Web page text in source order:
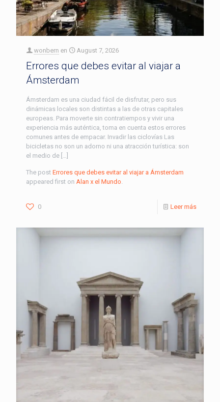
wonbern en August 7, 2026
Errores que debes evitar al viajar a
Ámsterdam
Ámsterdam es una ciudad fácil de disfrutar, pero sus
dinámicas locales son distintas a las de otras capitales
europeas. Para moverte sin contratiempos y vivir una
experiencia más auténtica, toma en cuenta estos errores
comunes antes de empacar. Invadir las ciclovías Las
bicicletas no son un adorno ni una atracción turística: son
el medio de […]
The post Errores que debes evitar al viajar a Ámsterdam
appeared first on Alan x el Mundo.
0 Leer más